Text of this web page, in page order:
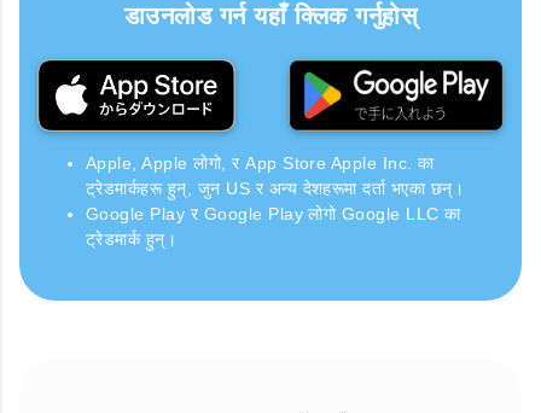
डाउनलोड गर्न यहाँ क्लिक गर्नुहोस्
Apple, Apple लोगो, र App Store Apple Inc. का
ट्रेडमार्कहरू हुन्, जुन US र अन्य देशहरूमा दर्ता भएका छन्।
Google Play र Google Play लोगो Google LLC का
ट्रेडमार्क हुन्।